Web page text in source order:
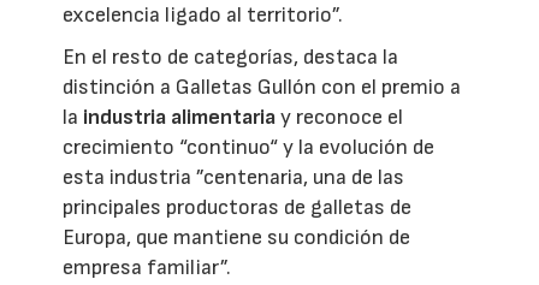
excelencia ligado al territorio”.
En el resto de categorías, destaca la
distinción a Galletas Gullón con el premio a
la industria alimentariay reconoce el
crecimiento “continuo“ y la evolución de
esta industria ”centenaria, una de las
principales productoras de galletas de
Europa, que mantiene su condición de
empresa familiar”.